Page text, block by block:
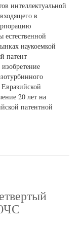
интеллектуальной
в
естественной
наукоемкой
патент
20 лет на
патентной